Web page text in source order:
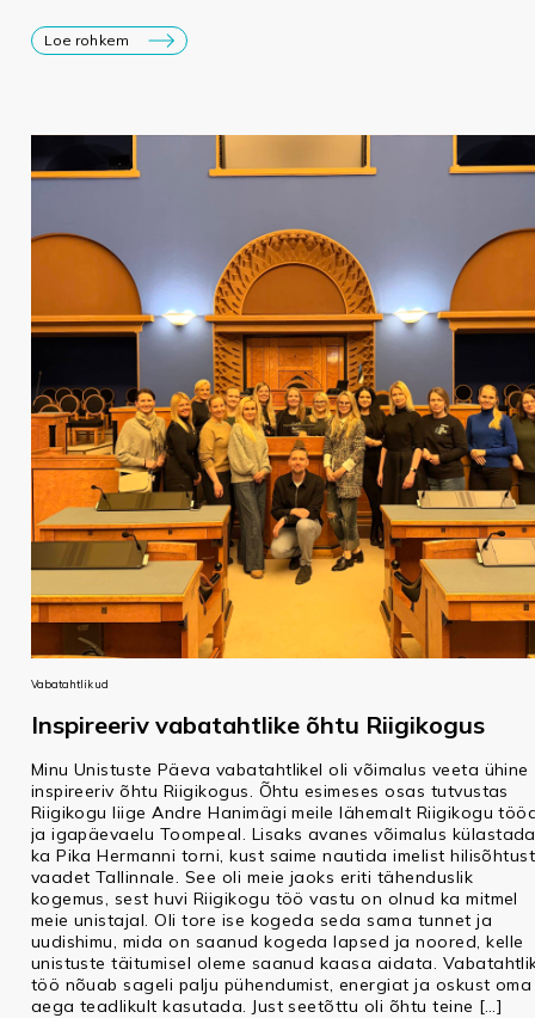
Loe rohkem
Vabatahtlikud
Inspireeriv vabatahtlike õhtu Riigikogus
Minu Unistuste Päeva vabatahtlikel oli võimalus veeta ühine
inspireeriv õhtu Riigikogus. Õhtu esimeses osas tutvustas
Riigikogu liige Andre Hanimägi meile lähemalt Riigikogu
ja igapäevaelu Toompeal. Lisaks avanes võimalus külastada
ka Pika Hermanni torni, kust saime nautida imelist hilisõhtust
vaadet Tallinnale. See oli meie jaoks eriti tähenduslik
kogemus, sest huvi Riigikogu töö vastu on olnud ka mitmel
meie unistajal. Oli tore ise kogeda seda sama tunnet ja
uudishimu, mida on saanud kogeda lapsed ja noored, kelle
unistuste täitumisel oleme saanud kaasa aidata.
töö nõuab sageli palju pühendumist, energiat ja oskust oma
aega teadlikult kasutada. Just seetõttu oli õhtu teine […]